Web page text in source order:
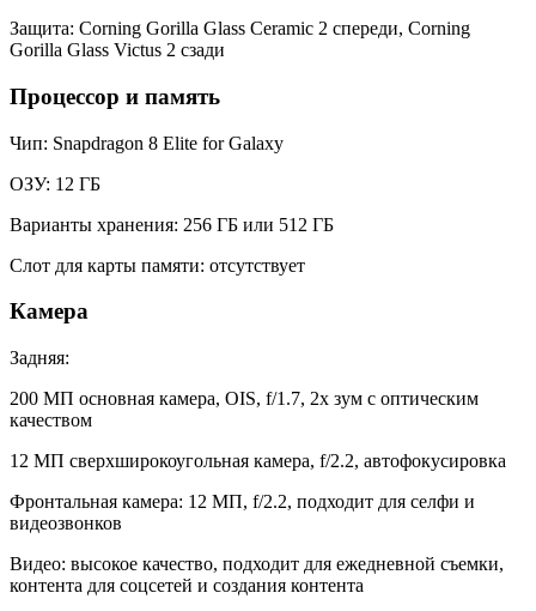
Защита: Corning Gorilla Glass Ceramic 2 спереди, Corning
Gorilla Glass Victus 2 сзади
Процессор и память
Чип: Snapdragon 8 Elite for Galaxy
ОЗУ: 12 ГБ
Варианты хранения: 256 ГБ или 512 ГБ
Слот для карты памяти: отсутствует
Камера
Задняя:
200 МП основная камера, OIS, f/1.7, 2x зум с оптическим
качеством
12 МП сверхширокоугольная камера, f/2.2, автофокусировка
Фронтальная камера: 12 МП, f/2.2, подходит для селфи и
видеозвонков
Видео: высокое качество, подходит для ежедневной съемки,
контента для соцсетей и создания контента